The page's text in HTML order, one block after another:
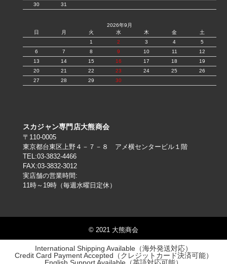
30
31
2026年9月
日
月 火 水 木 金
土
1
2 3 4
5
6
7 8 9 10 11
12
13
14 15 16 17 18
19
20
21 22 23 24 25
26
27
28 29 30
スカジャン専門店大熊商会
〒110-0005
東京都台東区上野４－７－８ アメ横センタービル１階
TEL:03-3832-4466
FAX:03-3832-3012
実店舗の営業時間:
11時～19時（毎週水曜日定休）
© 2021 大熊商会
International Shipping Available（海外発送対応）
Credit Card Payment Accepted（クレジットカード決済可能）
English Support Available（英語対応可能）